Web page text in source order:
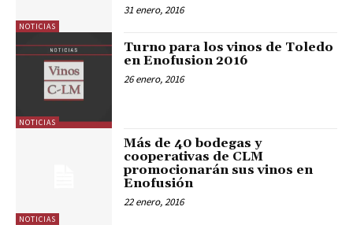
NOTICIAS
31 enero, 2016
NOTICIAS
Turno para los vinos de Toledo
en Enofusion 2016
26 enero, 2016
NOTICIAS
Más de 40 bodegas y
cooperativas de CLM
promocionarán sus vinos en
Enofusión
22 enero, 2016